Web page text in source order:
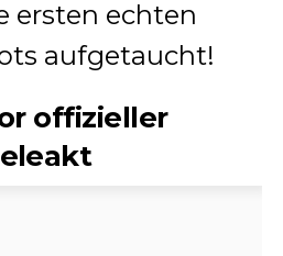
ersten echten
aufgetaucht!
offizieller